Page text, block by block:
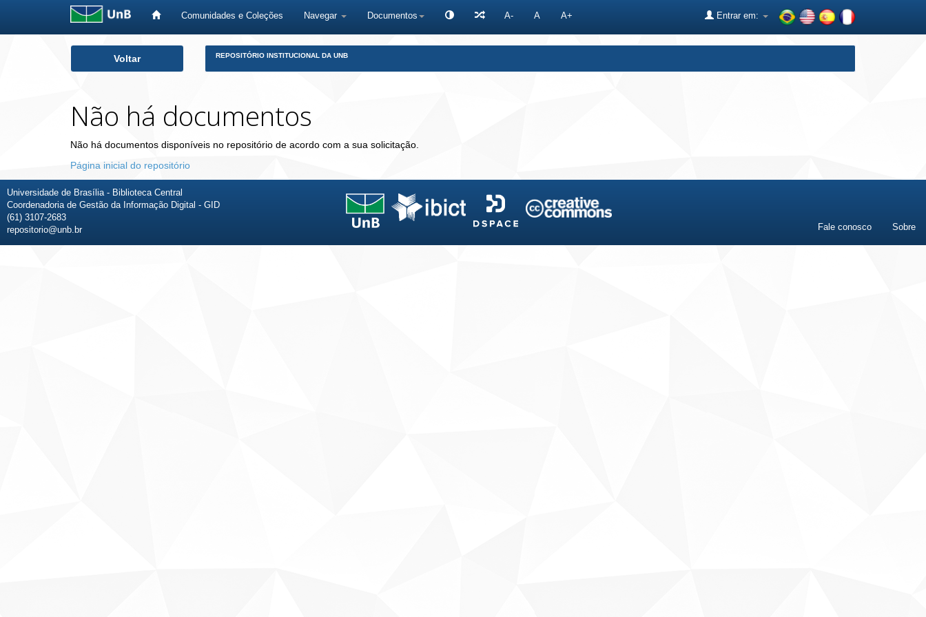
Comunidades e Coleções Navegar Documentos A- A A+ Entrar em:
Voltar REPOSITÓRIO INSTITUCIONAL DA UNB
Não há documentos
Não há documentos disponíveis no repositório de acordo com a sua solicitação.
Página inicial do repositório
Universidade de Brasília - Biblioteca Central
Coordenadoria de Gestão da Informação Digital - GID
(61) 3107-2683
repositorio@unb.br
Fale conosco Sobre